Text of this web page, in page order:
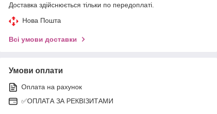
Доставка здійснюється тільки по передоплаті.
Нова Пошта
Всі умови доставки
Умови оплати
Оплата на рахунок
✅ОПЛАТА ЗА РЕКВІЗИТАМИ